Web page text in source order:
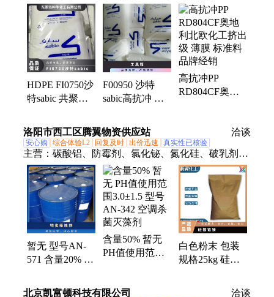
eva220w、三井eva260、热熔级eva250、普瑞曼
ppj105g
HDPE FI0750沙
特sabic 共聚高
无 食品包装薄
膜
F00950 沙特
sabic高抗冲 高
薄膜 暂无
高抗冲PP
RD804CF奥地
洛阳市西工区腾翼物资供应站 洽谈
安心购 综合体验L2 回复及时 出价迅速 真实性已核验
主营： 碳酸铝、防霉剂、氯化铋、氮化硅、破乳剂、
硅酸镁、磷酸铝、化学试剂、抗静电剂、乙酸乙酯、
氢氧化镁、焦磷酸钠、干燥通风、次磷酸镁、氯化氢
乙醇、氯化氢甲醇、聚丙烯酸钾、闪点提高剂、柴油
降凝剂、硫代硫酸铵、聚丙烯酰胺、多聚磷酸钠、25
公斤纸板桶、硫代乙醇酸钠、高分子絮凝剂
暂无 型号AN-
571 含量20% 执
根据水质 钝化
含量50% 暂无
PH值使用范围
菌灭藻剂
白色粉末 包装
规格25kg 硅酸
家直供 99含量
北京凯富顿科技有限公司 洽谈